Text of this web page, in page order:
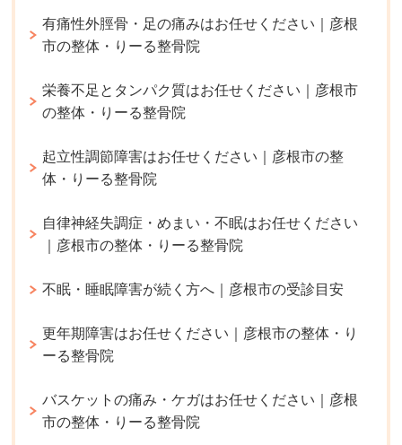
有痛性外脛骨・足の痛みはお任せください｜彦根
市の整体・りーる整骨院
栄養不足とタンパク質はお任せください｜彦根市
の整体・りーる整骨院
起立性調節障害はお任せください｜彦根市の整
体・りーる整骨院
自律神経失調症・めまい・不眠はお任せください
｜彦根市の整体・りーる整骨院
不眠・睡眠障害が続く方へ｜彦根市の受診目安
更年期障害はお任せください｜彦根市の整体・り
ーる整骨院
バスケットの痛み・ケガはお任せください｜彦根
市の整体・りーる整骨院